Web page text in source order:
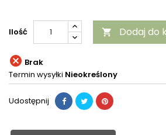
Ilość  Dodaj do
 Brak
Termin wysyłki Nieokreślony
Udostępnij